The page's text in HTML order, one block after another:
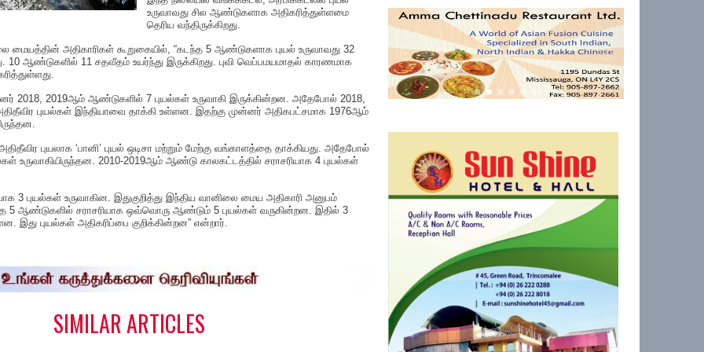
உருவாவது சில ஆண்டுகளாக அதிகரித்துள்ளமை
தெரிய வந்திருக்கிறது.
மையத்தின் அதிகாரிகள் கூறுகையில், “கடந்த 5 ஆண்டுகளாக புயல் உருவாவது 32
10 ஆண்டுகளில் 11 சதவீதம் உயர்ந்து இருக்கிறது. புவி வெப்பமயமாதல் காரணமாக
2018, 2019ஆம் ஆண்டுகளில் 7 புயல்கள் உருவாகி இருக்கின்றன. அதேபோல் 2018,
புயல்கள் இந்தியாவை தாக்கி உள்ளன. இதற்கு முன்னர் அதிகபட்சமாக 1976ஆம்
புயலாக ‘பானி’ புயல் ஒடிசா மற்றும் மேற்கு வங்காளத்தை தாக்கியது. அதேபோல்
உருவாகியிருந்தன. 2010-2019ஆம் ஆண்டு காலகட்டத்தில் சராசரியாக 4 புயல்கள்
3 புயல்கள் உருவாகின. இதுகுறித்து இந்திய வானிலை மைய அதிகாரி அனுபம்
5 ஆண்டுகளில் சராசரியாக ஒவ்வொரு ஆண்டும் 5 புயல்கள் வருகின்றன. இதில் 3
இது புயல்கள் அதிகரிப்பை குறிக்கின்றன” என்றார்.
SIMILAR ARTICLES